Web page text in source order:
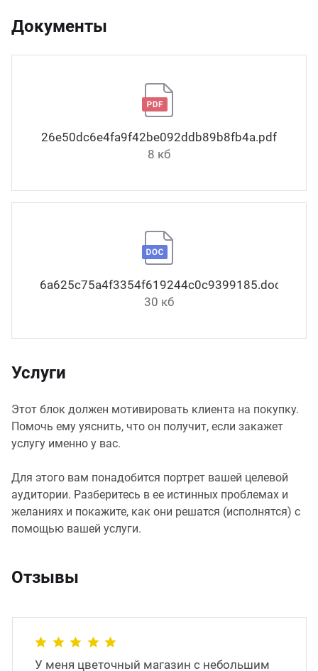
Документы
26e50dc6e4fa9f42be092ddb89b8fb4a.pdf
8 кб
6a625c75a4f3354f619244c0c9399185.docx
30 кб
Услуги
Этот блок должен мотивировать клиента на покупку.
Помочь ему уяснить, что он получит, если закажет
услугу именно у вас.
Для этого вам понадобится портрет вашей целевой
аудитории. Разберитесь в ее истинных проблемах и
желаниях и покажите, как они решатся (исполнятся) с
помощью вашей услуги.
Отзывы
У меня цветочный магазин с небольшим